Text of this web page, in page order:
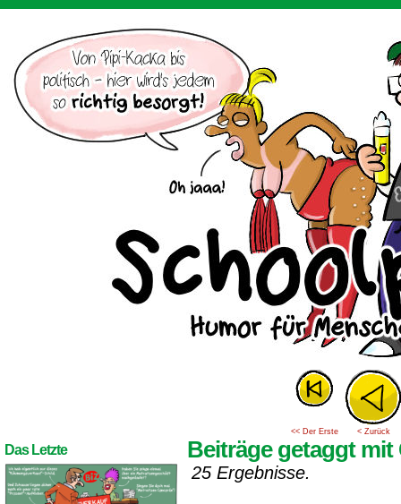
<< Der Erste < Zurück
Das Letzte Beiträge getaggt mit
25 Ergebnisse.